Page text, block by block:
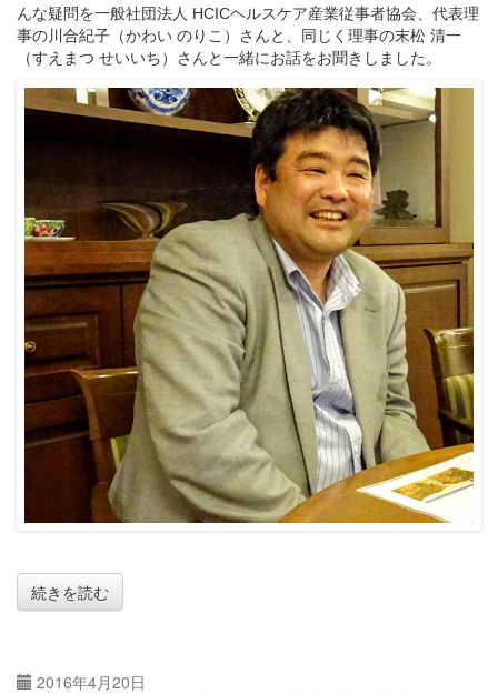
んな疑問を一般社団法人 HCICヘルスケア産業従事者協会、代表理
事の川合紀子（かわい のりこ）さんと、同じく理事の末松 清一
（すえまつ せいいち）さんと一緒にお話をお聞きしました。
続きを読む
2016年4月20日